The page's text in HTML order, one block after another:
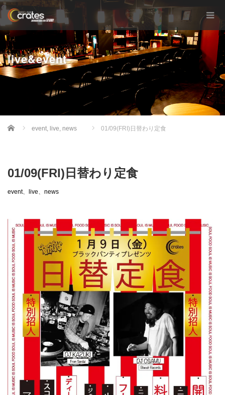
live&event
Home event, live, news 01/09(FRI)日替わり定食
01/09(FRI)日替わり定食
event、 live、 news